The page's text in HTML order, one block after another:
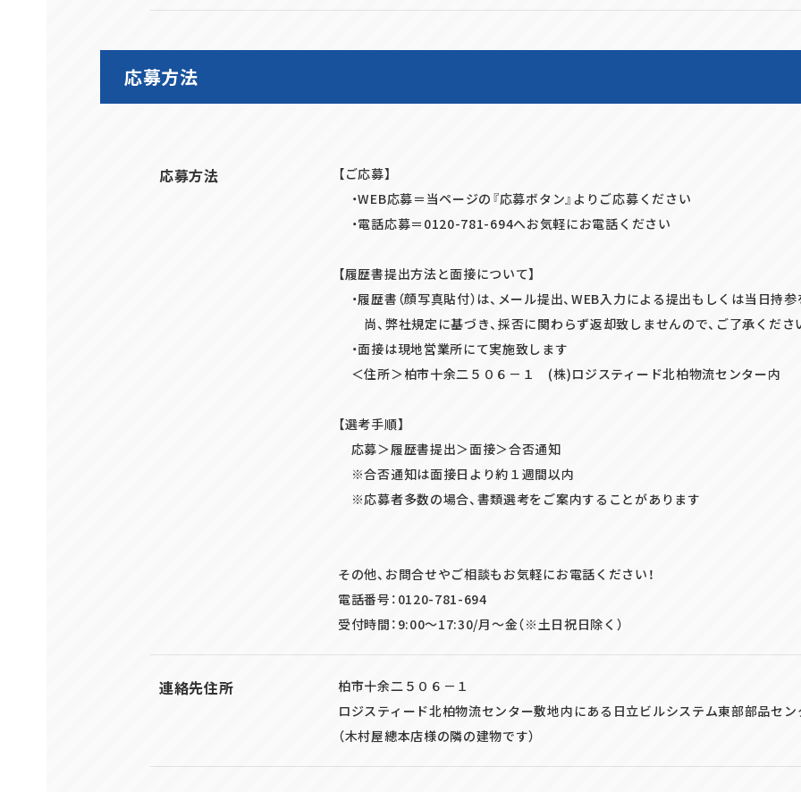
応募方法
応募方法
【ご応募】
・WEB応募＝当ページの『応募ボタン』よりご応募ください
・電話応募＝0120-781-694へお気軽にお電話ください
【履歴書提出方法と面接について】
・履歴書（顔写真貼付）は、メール提出、WEB入力による提出もしくは当日持
尚、弊社規定に基づき、採否に関わらず返却致しませんので、ご了承くださ
・面接は現地営業所にて実施致します
＜住所＞柏市十余二５０６－１ (株)ロジスティード北柏物流センター内
【選考手順】
応募＞履歴書提出＞面接＞合否通知
※合否通知は面接日より約１週間以内
※応募者多数の場合、書類選考をご案内することがあります
その他、お問合せやご相談もお気軽にお電話ください！
電話番号：0120-781-694
受付時間：9:00～17:30/月～金（※土日祝日除く）
連絡先住所
柏市十余二５０６－１
ロジスティード北柏物流センター敷地内にある日立ビルシステム東部部品セン
（木村屋總本店様の隣の建物です）